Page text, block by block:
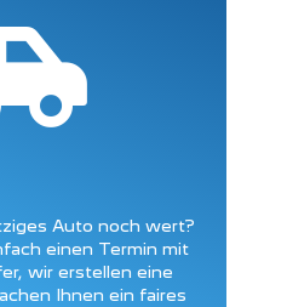
Auto noch wert?
einen Termin mit
wir erstellen eine
Ihnen ein faires